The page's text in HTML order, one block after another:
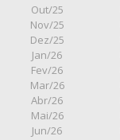
Out/25
Nov/25
Dez/25
Jan/26
Fev/26
Mar/26
Abr/26
Mai/26
Jun/26